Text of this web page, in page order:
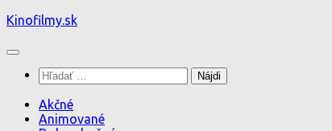
Preskočiť
obsah
Kinofilmy.sk
Hľadať:
Akčné
Animované